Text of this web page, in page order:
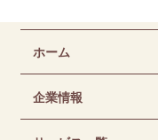
ホーム
企業情報